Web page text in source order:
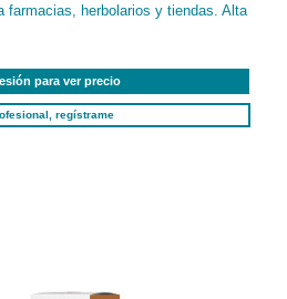
farmacias, herbolarios y tiendas. Alta
para ver precio
regístrame